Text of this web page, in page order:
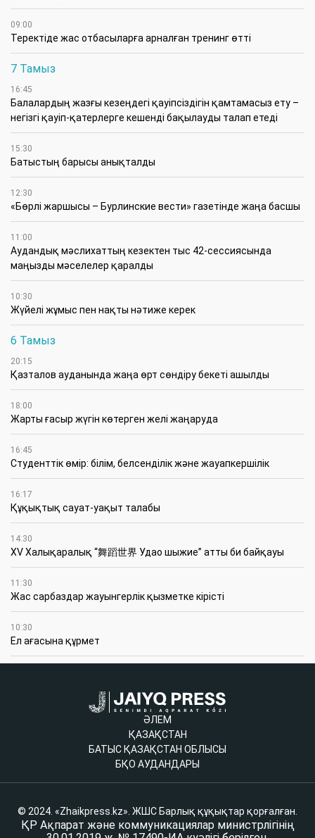
09:00
​Теректіде жас отбасыларға арналған тренинг өтті
7 Тамыз
16:45
Балалардың жазғы кезеңдегі қауіпсіздігін қамтамасыз ету –
негізгі қауіп-қатерлерге кешенді бақылауды талап етеді
15:30
Батыстың барысы анықталды
12:30
«Бөрлі жаршысы – Бурлинские вести» газетінде жаңа басшы
11:00
Аудандық мәслихаттың кезектен тыс 42-сессиясында
маңызды мәселелер қаралды
10:30
Жүйелі жұмыс пен нақты нәтиже керек
6 Тамыз
20:15
Қазталов ауданында жаңа өрт сөндіру бекеті ашылды
18:00
Жарты ғасыр жүгін көтерген желі жаңаруда
16:45
Студенттік өмір: білім, белсенділік және жауапкершілік
16:17
Құқықтық сауат-уақыт талабы
14:30
XV Халықаралық “舞蹈世界 Удао шыжие” атты би байқауы
11:30
Жас сарбаздар жауынгерлік қызметке кірісті
10:30
Ел ағасына құрмет
ӘЛЕМ
ҚАЗАҚСТАН
БАТЫС ҚАЗАҚСТАН ОБЛЫСЫ
БҚО АУДАНДАРЫ
© 2024. «Zhaikpress.kz». ЖШС Барлық құқықтар қорғалған.
ҚР Ақпарат және коммуникациялар министрлігінің